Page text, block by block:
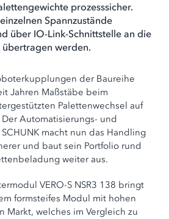
prozesssicher.
Spannzustände
über IO-Link-Schnittstelle an die
werden.
der Baureihe
Jahren Maßstäbe beim
Palettenwechsel auf
Automatisierungs- und
macht nun das Handling
und baut sein Portfolio rund
weiter aus.
VERO-S NSR3 138 bringt
formsteifes Modul mit hohen
Markt, welches im Vergleich zu